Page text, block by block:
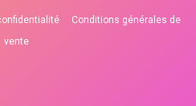
Conditions générales de
vente